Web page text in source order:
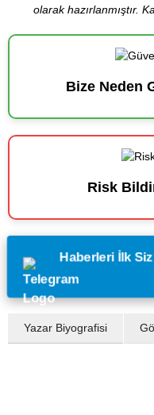
olarak hazırlanmıştır.
Bize Neden
Risk
Haberleri İlk
Yazar Biyografisi